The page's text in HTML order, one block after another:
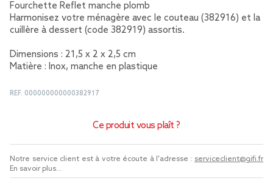
Fourchette Reflet manche plomb
Harmonisez votre ménagère avec le couteau (382916) et la
cuillère à dessert (code 382919) assortis.
Dimensions : 21,5 x 2 x 2,5 cm
Matière : Inox, manche en plastique
REF. 000000000000382917
Ce produit vous plaît ?
Notre service client est à votre écoute à l'adresse : serviceclient@gifi.fr
En savoir plus...